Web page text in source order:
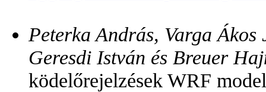
Peterka András, Varga
Geresdi István és Breuer
ködelőrejelzések WRF